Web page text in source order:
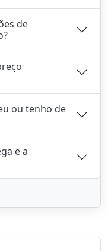
de
ou tenho de
e a